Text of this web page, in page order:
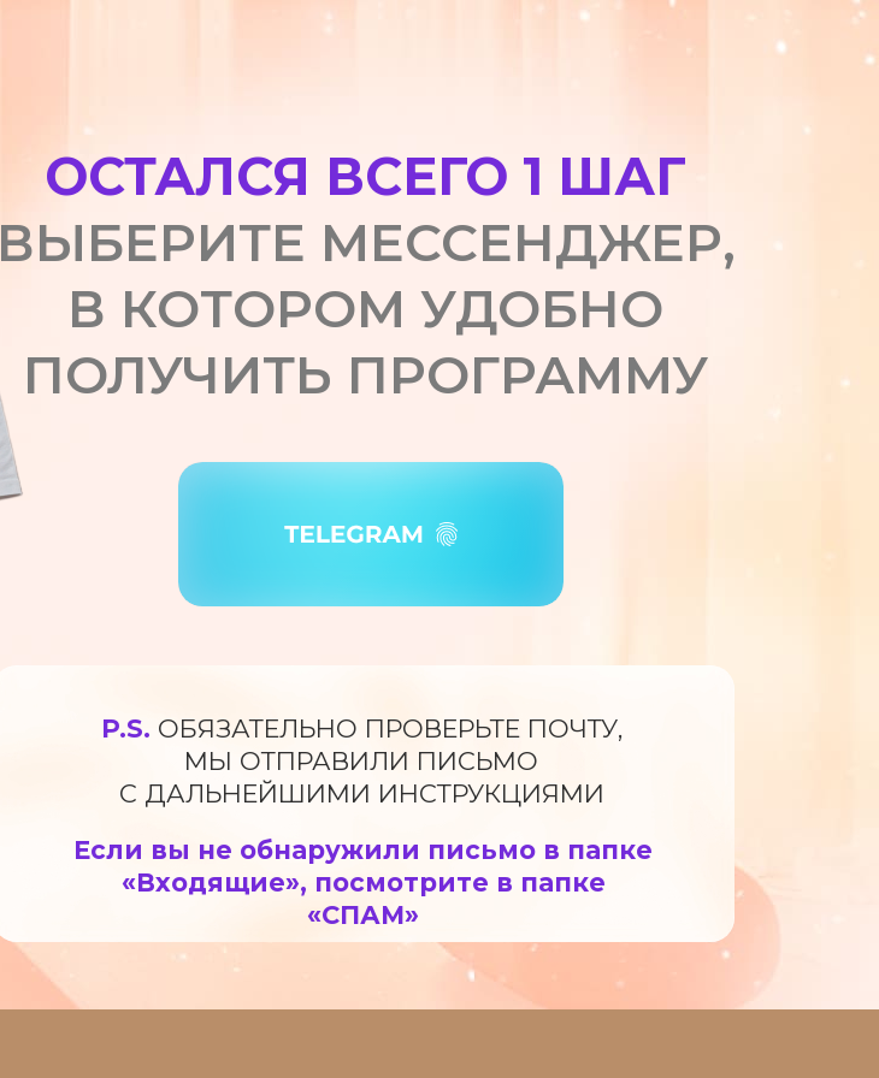
ОСТАЛСЯ ВСЕГО 1 ШАГ
ВЫБЕРИТЕ МЕССЕНДЖЕР,
В КОТОРОМ УДОБНО
ПОЛУЧИТЬ ПРОГРАММУ
Если вы не обнаружили письмо в папке
«Входящие», посмотрите в папке
«СПАМ»
P.S. ОБЯЗАТЕЛЬНО ПРОВЕРЬТЕ ПОЧТУ,
МЫ ОТПРАВИЛИ ПИСЬМО
С ДАЛЬНЕЙШИМИ ИНСТРУКЦИЯМИ